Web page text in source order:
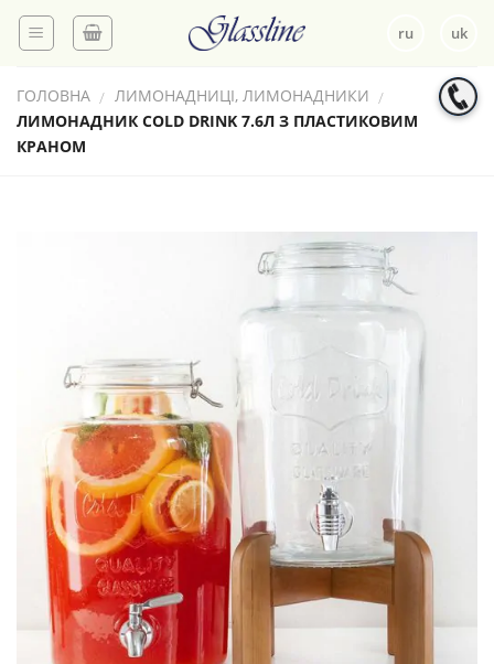
Skip
ru uk
ГОЛОВНА / ЛИМОНАДНИЦІ, ЛИМОНАДНИКИ /
ЛИМОНАДНИК COLD DRINK 7.6Л З ПЛАСТИКОВИМ
КРАНОМ